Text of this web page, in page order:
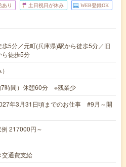
あり 土日祝日が休み WEB登録OK
5分／元町(兵庫県)駅から徒歩5分／旧
ら徒歩5分
7時間）休憩60分 ※残業少
年3月31日頃までのお仕事 #9月～開
217000円～
交通費支給